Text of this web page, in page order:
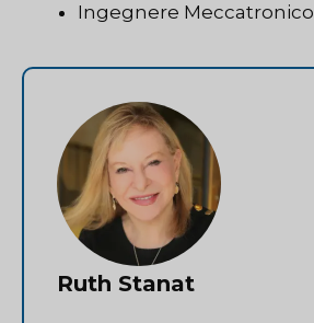
Ingegnere Meccatronico
Ruth Stanat